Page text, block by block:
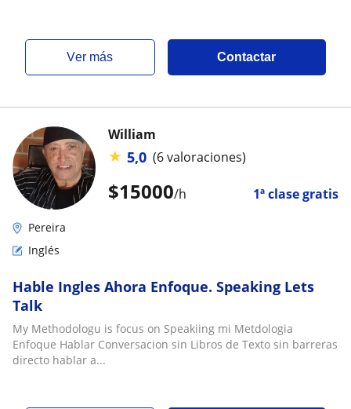
ver más Contactar
$15000/h 1ª clase gratis
William
★ 5,0 (6 valoraciones)
Pereira
Inglés
Hable Ingles Ahora Enfoque. Speaking Lets
Talk
My Methodologu is focus on Speakiing mi Metdologia
Enfoque Hablar Conversacion sin Libros de Texto sin barreras
directo hablar a...